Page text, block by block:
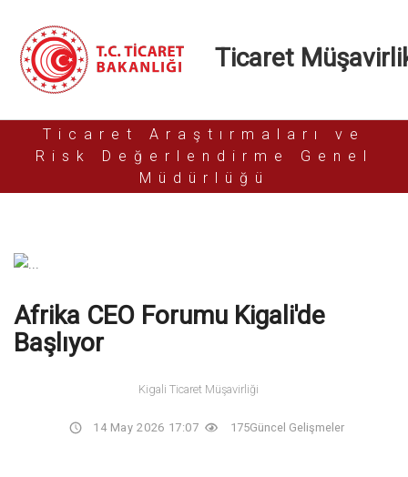
Ticaret
Ticaret Araştırmaları ve
Risk Değerlendirme Genel
Müdürlüğü
Afrika CEO Forumu Kigali'de
Başlıyor
Kigali Ticaret Müşavirliği
14 May 2026 17:07 175Güncel Gelişmeler